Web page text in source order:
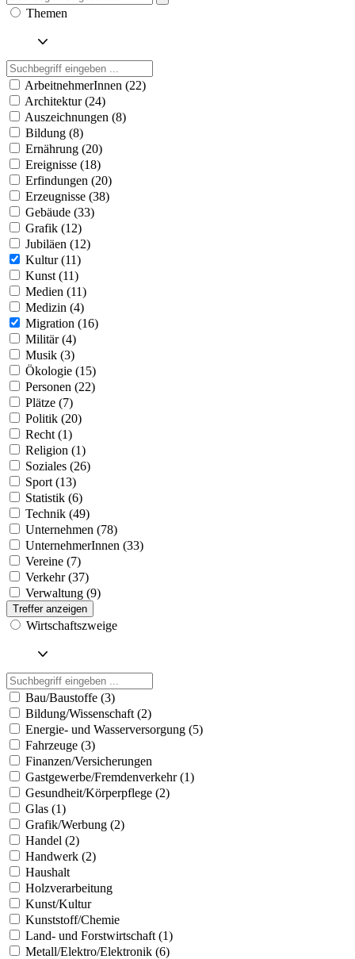
Themen
ArbeitnehmerInnen (22)
Architektur (24)
Auszeichnungen (8)
Bildung (8)
Ernährung (20)
Ereignisse (18)
Erfindungen (20)
Erzeugnisse (38)
Gebäude (33)
Grafik (12)
Jubiläen (12)
Kultur (11)
Kunst (11)
Medien (11)
Medizin (4)
Migration (16)
Militär (4)
Musik (3)
Ökologie (15)
Personen (22)
Plätze (7)
Politik (20)
Recht (1)
Religion (1)
Soziales (26)
Sport (13)
Statistik (6)
Technik (49)
Unternehmen (78)
UnternehmerInnen (33)
Vereine (7)
Verkehr (37)
Verwaltung (9)
Treffer anzeigen
Wirtschaftszweige
Bau/Baustoffe (3)
Bildung/Wissenschaft (2)
Energie- und Wasserversorgung (5)
Fahrzeuge (3)
Finanzen/Versicherungen
Gastgewerbe/Fremdenverkehr (1)
Gesundheit/Körperpflege (2)
Glas (1)
Grafik/Werbung (2)
Handel (2)
Handwerk (2)
Haushalt
Holzverarbeitung
Kunst/Kultur
Kunststoff/Chemie
Land- und Forstwirtschaft (1)
Metall/Elektro/Elektronik (6)